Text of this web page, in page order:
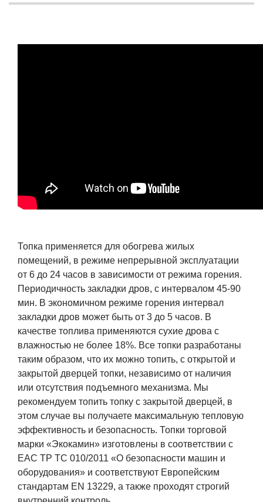
Топка применяется для обогрева жилых
помещений, в режиме непрерывной эксплуатации
от 6 до 24 часов в зависимости от режима горения.
Периодичность закладки дров, с интервалом 45-90
мин. В экономичном режиме горения интервал
закладки дров может быть от 3 до 5 часов. В
качестве топлива применяются сухие дрова с
влажностью не более 18%. Все топки разработаны
таким образом, что их можно топить, с открытой и
закрытой дверцей топки, независимо от наличия
или отсутствия подъемного механизма. Мы
рекомендуем топить топку с закрытой дверцей, в
этом случае вы получаете максимальную тепловую
эффективность и безопасность. Топки торговой
марки «Экокамин» изготовлены в соответствии с
ЕАС ТР ТС 010/2011 «О безопасности машин и
оборудования» и соответствуют Европейским
стандартам EN 13229, а также проходят строгий